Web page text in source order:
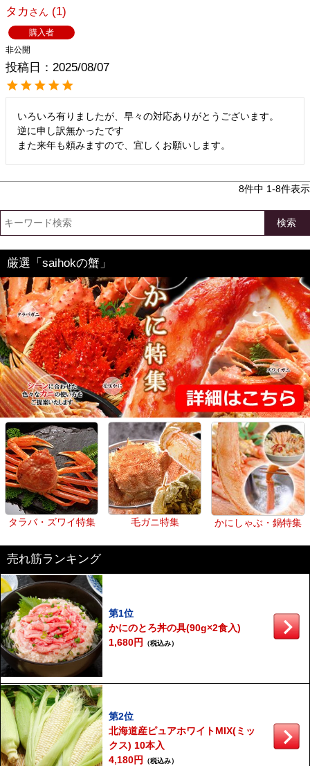
タカ 1
購入者
非公開
投稿日 2025/08/07
いろいろ有りましたが、早々の対応ありがとうございます。
逆に申し訳無かったです
8件中 1-8件表示
検索
厳選「saihokの蟹」
タラバ・ズワイ特集 毛ガニ特集 かにしゃぶ・鍋特集
売れ筋ランキング
第1位
かにのとろ丼の具(90g×2食入)
1,680円
（税込み）
第2位
北海道産ピュアホワイトMIX(ミッ
クス) 10本入
4,180円
（税込み）